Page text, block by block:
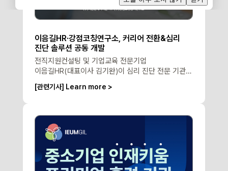
이음길HR·강점코칭연구소, 커리어 전환&심리
진단 솔루션 공동 개발
전직지원컨설팅 및 기업교육 전문기업
이음길HR(대표이사 김기완)이 심리 진단 전문 기관인
㈜강점코칭심리연구소(대표 이병걸)와 공동 개발한
'커리어이음진단'과 '강점이음진단'을 7월 1일
있도록 돕는 솔루션이다.
[관련기사] Learn more >